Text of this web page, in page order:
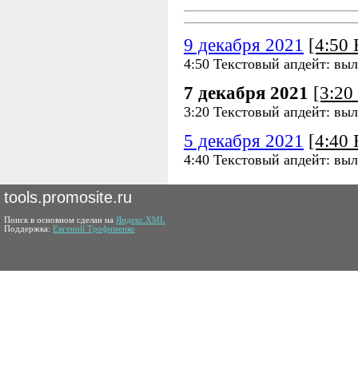
9 декабря 2021 [4:50
4:50 Текстовый апдейт:
7 декабря 2021
3:20 Текстовый апдейт:
5 декабря 2021 [4:40
4:40 Текстовый апдейт:
tools.promosite.ru
Поиск в основном сделан на Яндекс.XML
Поддержка: Евгений Трофименко